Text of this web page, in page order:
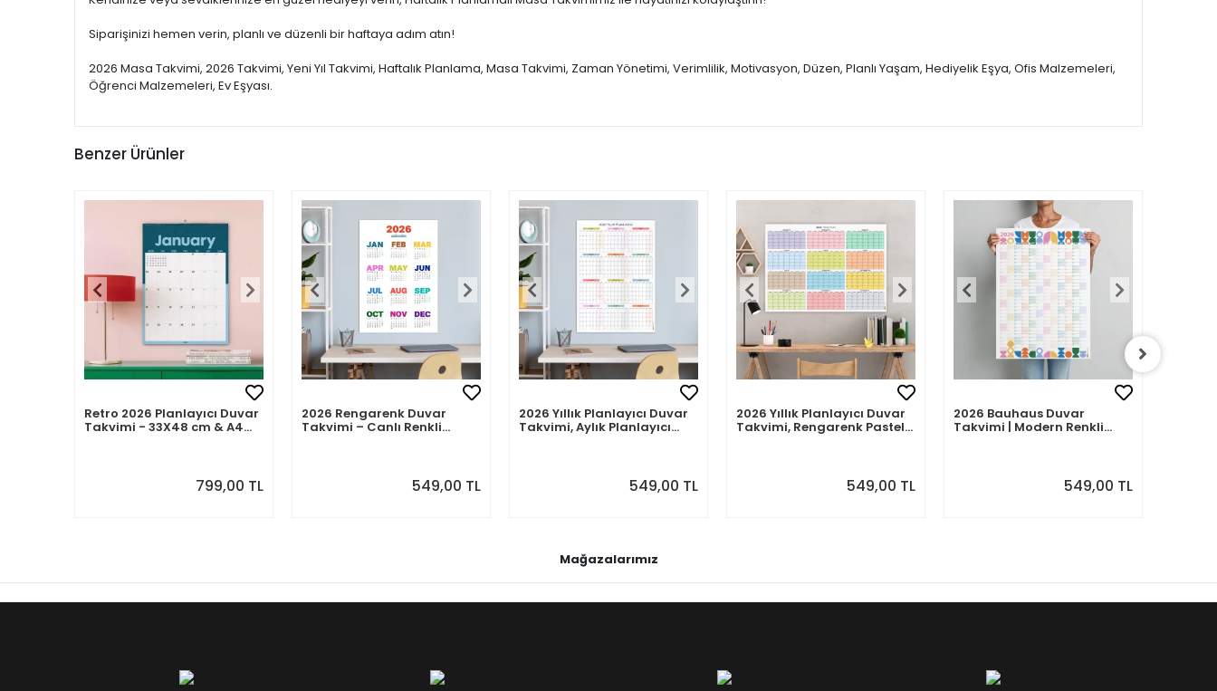
Siparişinizi hemen verin, planlı ve düzenli bir haftaya adım atın!
2026 Masa Takvimi, 2026 Takvimi, Yeni Yıl Takvimi, Haftalık Planlama, Masa Takvimi, Zaman Yönetimi, Verimlilik, Motivasyon, Düzen, Planlı Yaşam, Hediyelik Eşya, Ofis Malzemeleri,
Öğrenci Malzemeleri, Ev Eşyası.
Benzer Ürünler
Retro 2026 Planlayıcı Duvar
Takvimi - 33X48 cm & A4
799,00 TL
2026 Rengarenk Duvar
Takvimi – Canlı Renkli
549,00 TL
2026 Yıllık Planlayıcı Duvar
Takvimi, Aylık Planlayıcı
549,00 TL
2026 Yıllık Planlayıcı Duvar
Takvimi, Rengarenk Pastel
549,00 TL
2026 Bauhaus Duvar
Takvimi | Modern Renkli
549,00 TL
Mağazalarımız